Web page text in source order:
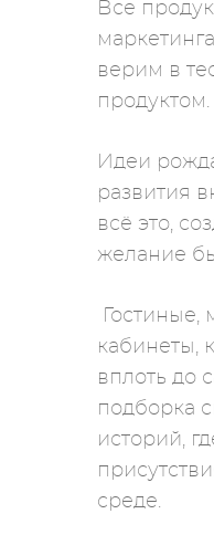
Все
верим в
продуктом.
Идеи
развития
всё это,
желание
кабинеты,
вплоть до
подборка
историй,
среде.